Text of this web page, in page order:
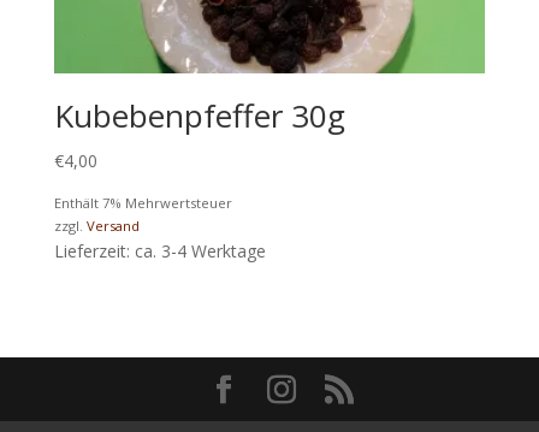
Kubebenpfeffer 30g
€4,00
Enthält 7% Mehrwertsteuer
zzgl. Versand
Lieferzeit: ca. 3-4 Werktage